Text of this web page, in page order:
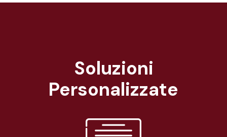
Soluzioni
Personalizzate